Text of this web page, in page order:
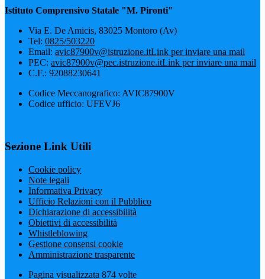
Istituto Comprensivo Statale "M. Pironti"
Via E. De Amicis, 83025 Montoro (Av)
Tel: 0825/503220
Email: avic87900v@istruzione.itLink per inviare una mail
PEC: avic87900v@pec.istruzione.itLink per inviare una mail
C.F.: 92088230641
Codice Meccanografico: AVIC87900V
Codice ufficio: UFEVJ6
Sezione Link Utili
Cookie policy
Note legali
Informativa Privacy
Ufficio Relazioni con il Pubblico
Dichiarazione di accessibilità
Obiettivi di accessibilità
Whistleblowing
Gestione consensi cookie
Amministrazione trasparente
Pagina visualizzata 874 volte